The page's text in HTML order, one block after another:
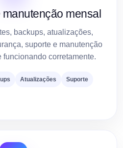
mensal
backups, atualizações,
suporte e manutenção
funcionando corretamente.
Atualizações Suporte